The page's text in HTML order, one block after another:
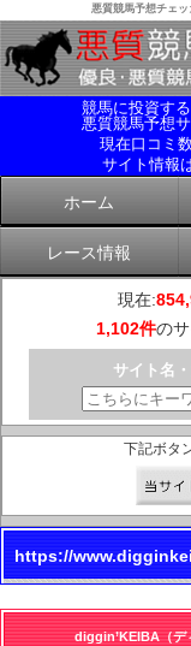
悪質競馬予想チェ
競馬に投資す
悪質競馬予想
現在口コミ
サイト情報
ホーム
レース情報
現在:
1,102件の
サイト名
下記ボタ
https://
diggin’KEIBA（デ